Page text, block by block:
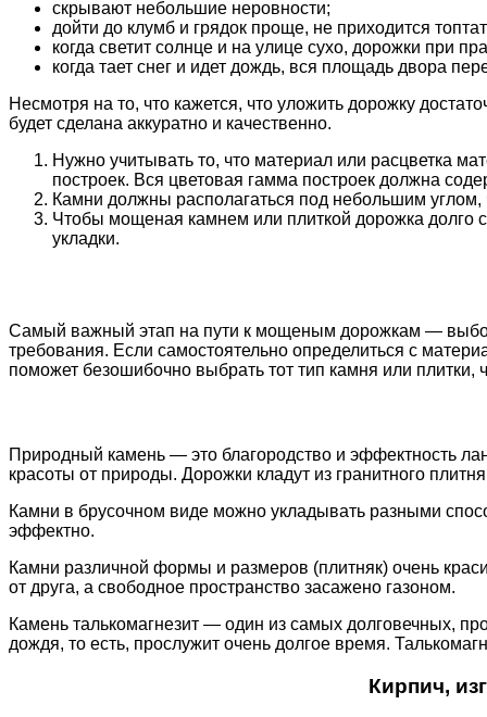
скрывают небольшие неровности;
дойти до клумб и грядок проще, не приходится
когда светит солнце и на улице сухо, дорожки при
когда тает снег и идет дождь, вся площадь двора
Несмотря на то, что кажется, что уложить дорожку
будет сделана аккуратно и качественно.
Нужно учитывать то, что материал или расцветка
построек. Вся цветовая гамма построек должна
Камни должны располагаться под небольшим
Чтобы мощеная камнем или плиткой дорожка долго
укладки.
Самый важный этап на пути к мощеным дорожкам —
требования. Если самостоятельно определиться с
поможет безошибочно выбрать тот тип камня или
Природный камень — это благородство и эффектность
красоты от природы. Дорожки кладут из гранитного
Камни в брусочном виде можно укладывать разными
эффектно.
Камни различной формы и размеров (плитняк) очень
от друга, а свободное пространство засажено газоном.
Камень талькомагнезит — один из самых долговечных,
дождя, то есть, прослужит очень долгое время.
Кирпич,